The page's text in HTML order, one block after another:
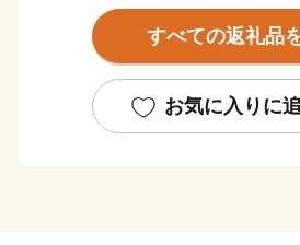
プ、そして、『死ぬまでに行きた
され空の青・海の青のハーモニー
現す新緑のコキアは、秋にかけて
ンを表現し、10月頃には『紅葉コ
すべての返礼品
お気に入りに